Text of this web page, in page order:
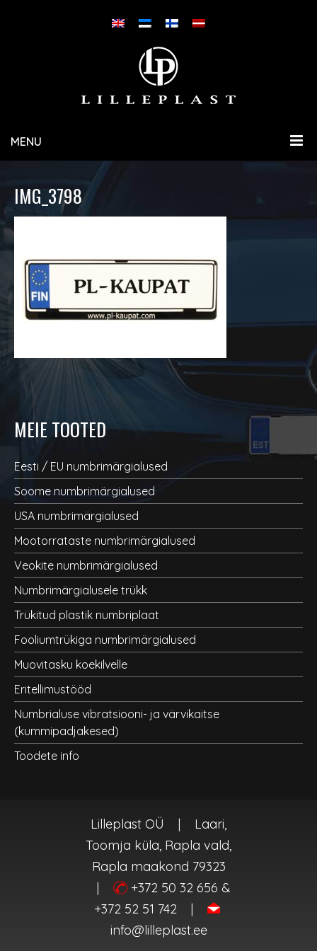
MENU
IMG_3798
MEIE TOOTED
Eesti / EU numbrimärgialused
Soome numbrimärgialused
USA numbrimärgialused
Mootorrataste numbrimärgialused
Veokite numbrimärgialused
Numbrimärgialusele trükk
Trükitud plastik numbriplaat
Fooliumtrükiga numbrimärgialused
Muovitasku koekilvelle
Eritellimustööd
Numbrialuse vibratsiooni- ja värvikaitse
(kummipadjakesed)
Toodete info
Lilleplast OÜ |
Laari,
Toomja küla, Rapla vald,
Rapla maakond 79323
|
+372 50 32 656 &
+372 52 51 742
|
info@lilleplast.ee